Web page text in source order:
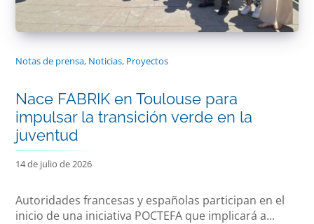
Notas de prensa, Noticias, Proyectos
Nace FABRIK en Toulouse para
impulsar la transición verde en la
juventud
14 de julio de 2026
Autoridades francesas y españolas participan en el
inicio de una iniciativa POCTEFA que implicará a...